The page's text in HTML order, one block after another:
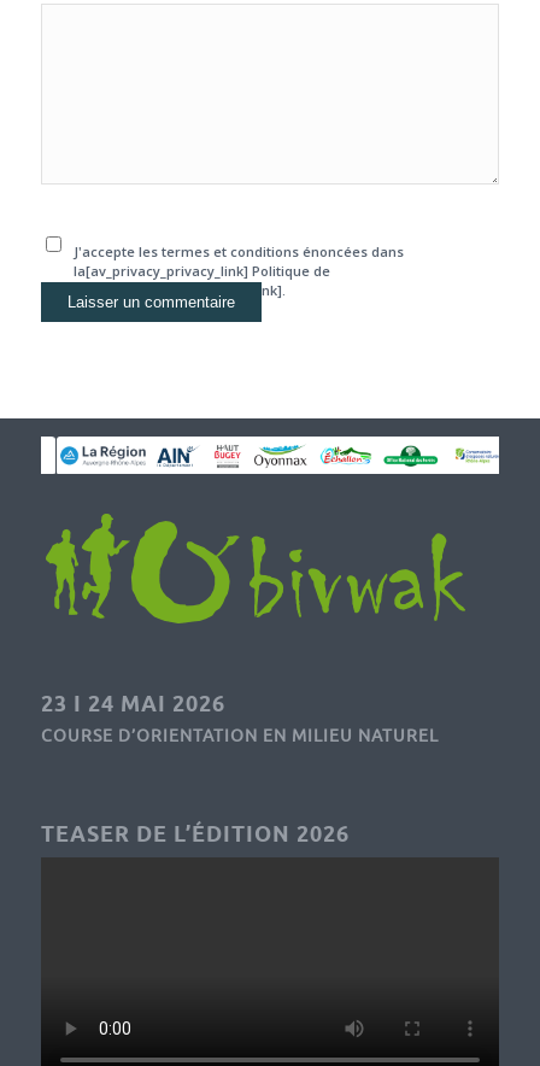
J'accepte les termes et conditions énoncées dans
la[av_privacy_privacy_link] Politique de
confidentialité[/av_privacy_link].
23 I 24 MAI 2026
COURSE D’ORIENTATION EN MILIEU NATUREL
TEASER DE L’ÉDITION 2026